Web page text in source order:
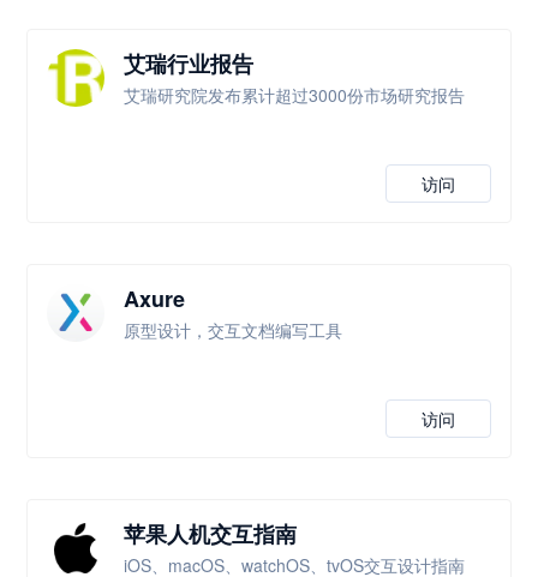
艾瑞行业报告
艾瑞研究院发布累计超过3000份市场研究报告
访问
Axure
原型设计，交互文档编写工具
访问
苹果人机交互指南
iOS、macOS、watchOS、tvOS交互设计指南